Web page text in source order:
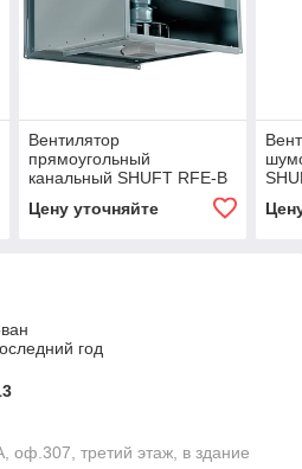
Вентилятор
прямоугольный
канальный SHUFT RFE-B
Цену уточняйте
год
оф.307, третий этаж, в здание